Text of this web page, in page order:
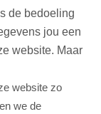
de bedoeling
jou een
website. Maar
website zo
we de